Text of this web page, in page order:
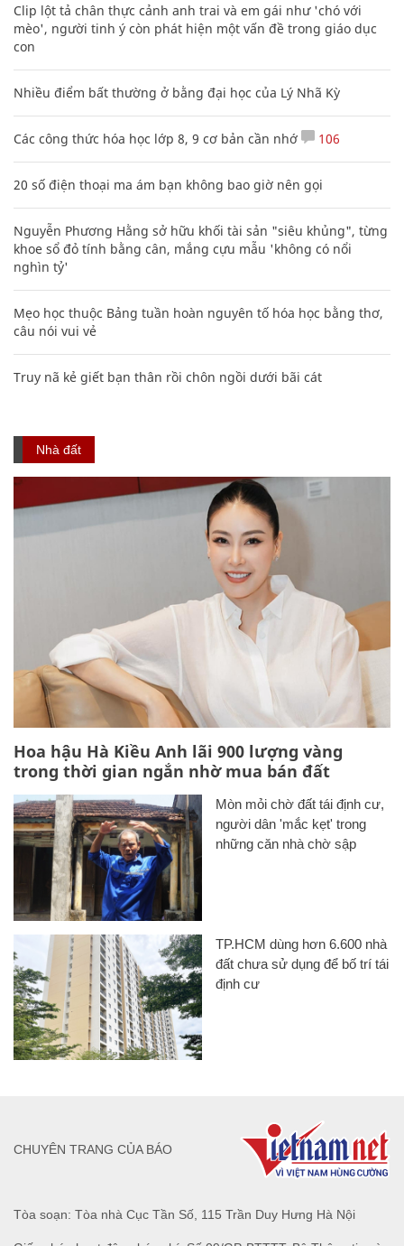
Clip lột tả chân thực cảnh anh trai và em gái như 'chó với
mèo', người tinh ý còn phát hiện một vấn đề trong giáo dục
con
Nhiều điểm bất thường ở bằng đại học của Lý Nhã Kỳ
Các công thức hóa học lớp 8, 9 cơ bản cần nhớ 106
20 số điện thoại ma ám bạn không bao giờ nên gọi
Nguyễn Phương Hằng sở hữu khối tài sản "siêu khủng", từng
khoe sổ đỏ tính bằng cân, mắng cựu mẫu 'không có nổi
nghìn tỷ'
Mẹo học thuộc Bảng tuần hoàn nguyên tố hóa học bằng thơ,
câu nói vui vẻ
Truy nã kẻ giết bạn thân rồi chôn ngồi dưới bãi cát
Nhà đất
Hoa hậu Hà Kiều Anh lãi 900 lượng vàng
trong thời gian ngắn nhờ mua bán đất
Mòn mỏi chờ đất tái định cư,
người dân 'mắc kẹt' trong
những căn nhà chờ sập
TP.HCM dùng hơn 6.600 nhà
đất chưa sử dụng để bố trí tái
định cư
Tòa soạn: Tòa nhà Cục Tần Số, 115 Trần Duy Hưng Hà Nội
CHUYÊN TRANG CỦA BÁO